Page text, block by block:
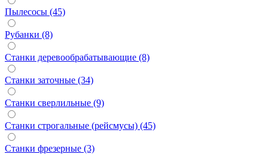
Пылесосы (45)
Рубанки (8)
Станки деревообрабатывающие (8)
Станки заточные (34)
Станки сверлильные (9)
Станки строгальные (рейсмусы) (45)
Станки фрезерные (3)